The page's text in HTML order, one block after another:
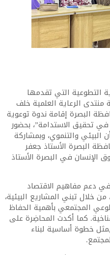
التطوعية التي تقدمها
الرعاية العلمية خلف
البصرة إقامة ندوة توعوية
في تحقيق الاستدامة”، بحضور
البيئي والتنموي، وبمشاركة
البصرة الأستاذ جعفر
الإنسان في البصرة الأستاذ
دعم مفاهيم الاقتصاد
من خلال تبني المشاريع البيئية،
المجتمعي بأهمية الحفاظ
كما أكدت المحاضِرة على
خطوة أساسية لبناء